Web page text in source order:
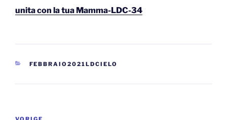
unita con la tua Mamma-LDC-34
CATEGORIEËN
FEBBRAIO2021LDCIELO